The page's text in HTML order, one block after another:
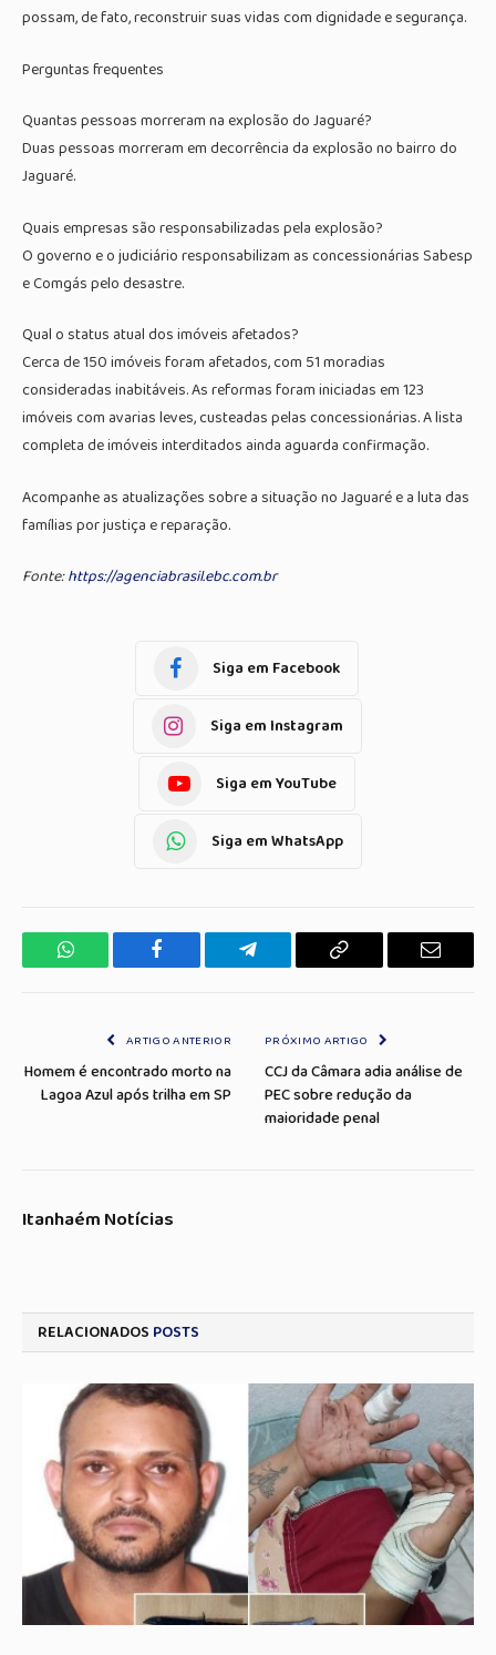
possam, de fato, reconstruir suas vidas com dignidade e segurança.
Perguntas frequentes
Quantas pessoas morreram na explosão do Jaguaré?
Duas pessoas morreram em decorrência da explosão no bairro do
Jaguaré.
Quais empresas são responsabilizadas pela explosão?
O governo e o judiciário responsabilizam as concessionárias Sabesp
e Comgás pelo desastre.
Qual o status atual dos imóveis afetados?
Cerca de 150 imóveis foram afetados, com 51 moradias
consideradas inabitáveis. As reformas foram iniciadas em 123
imóveis com avarias leves, custeadas pelas concessionárias. A lista
completa de imóveis interditados ainda aguarda confirmação.
Acompanhe as atualizações sobre a situação no Jaguaré e a luta das
famílias por justiça e reparação.
Fonte:https://agenciabrasil.ebc.com.br
Siga em Facebook
Siga em Instagram
Siga em YouTube
Siga em WhatsApp
WhatsApp Facebook Telegrama Copiar
E-
ARTIGO ANTERIOR
Homem é encontrado morto na
Lagoa Azul após trilha em SP
PRÓXIMO ARTIGO
CCJ da Câmara adia análise de
PEC sobre redução da
maioridade penal
Itanhaém Notícias
RELACIONADOS POSTS